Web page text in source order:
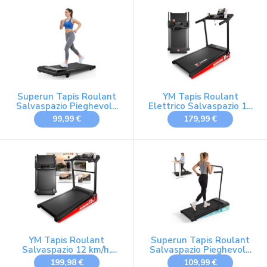
Salvaspazio,
ASSISTENZA e
GARANZIA ITALIA
LCD, Fitness &
Dimagrimento
Superun Tapis Roulant
Salvaspazio Pieghevole
con Inclinazione 6%
99,99 €
YM Tapis Roulant
Elettrico Salvaspazio 12
km/h, Tappeto Corsa
MAXI 42cm, MARCHIO
INCLINAZIONE,
Pieghevole, 12
Programmi, NEXT 1000
Your Move ASSISTENZA
ITALIA
179,99 €
YM Tapis Roulant
Salvaspazio 12 km/h,
MARCHIO ITALIANO,
199,98 €
Superun Tapis Roulant
Salvaspazio Pieghevole
1-6km/h con Inclinazione
109,99 €